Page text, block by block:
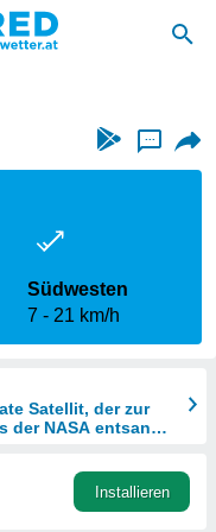
...
Südwesten
7
21 km/h
Satellit, der zur
der NASA entsandt
Installieren